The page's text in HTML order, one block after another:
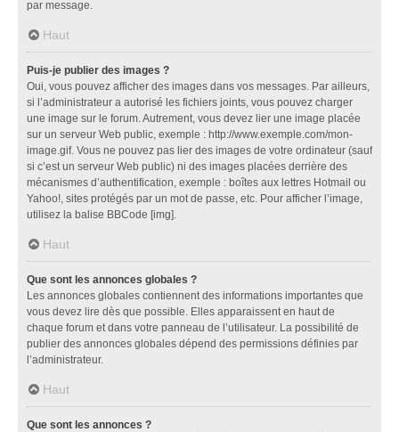
par message.
Haut
Puis-je publier des images ?
Oui, vous pouvez afficher des images dans vos messages. Par ailleurs,
si l’administrateur a autorisé les fichiers joints, vous pouvez charger
une image sur le forum. Autrement, vous devez lier une image placée
sur un serveur Web public, exemple : http://www.exemple.com/mon-
image.gif. Vous ne pouvez pas lier des images de votre ordinateur (sauf
si c’est un serveur Web public) ni des images placées derrière des
mécanismes d’authentification, exemple : boîtes aux lettres Hotmail ou
Yahoo!, sites protégés par un mot de passe, etc. Pour afficher l’image,
utilisez la balise BBCode [img].
Haut
Que sont les annonces globales ?
Les annonces globales contiennent des informations importantes que
vous devez lire dès que possible. Elles apparaissent en haut de
chaque forum et dans votre panneau de l’utilisateur. La possibilité de
publier des annonces globales dépend des permissions définies par
l’administrateur.
Haut
Que sont les annonces ?